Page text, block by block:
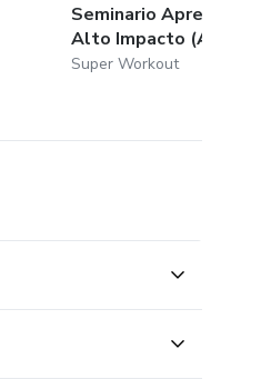
Seminario Aprendizaje
Alto Impacto (AAI)
Super Workout